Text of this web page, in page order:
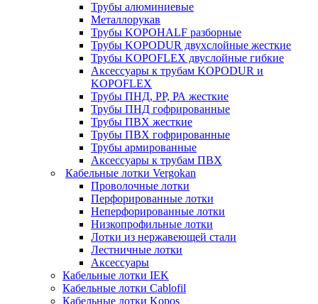
Трубы алюминиевые
Металлорукав
Трубы KOPOHALF разборные
Трубы KOPODUR двухслойные жесткие
Трубы KOPOFLEX двуслойные гибкие
Аксессуары к трубам KOPODUR и
KOPOFLEX
Трубы ПНД, РР, РА жесткие
Трубы ПНД гофрированные
Трубы ПВХ жесткие
Трубы ПВХ гофрированные
Трубы армированные
Аксессуары к трубам ПВХ
Кабельные лотки Vergokan
Проволочные лотки
Перфорированные лотки
Неперфорированные лотки
Низкопрофильные лотки
Лотки из нержавеющей стали
Лестничные лотки
Аксессуары
Кабельные лотки IEK
Кабельные лотки Cablofil
Кабельные лотки Kopos